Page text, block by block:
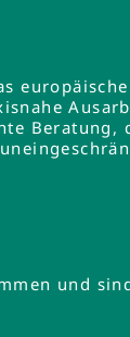
Beratung,
und